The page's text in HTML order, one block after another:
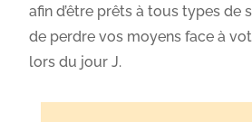
afin d’être prêts à tous types de
de perdre vos moyens face à
lors du jour J.